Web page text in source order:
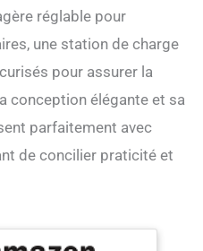
réglable pour
une station de charge
pour assurer la
conception élégante et sa
parfaitement avec
de concilier praticité et